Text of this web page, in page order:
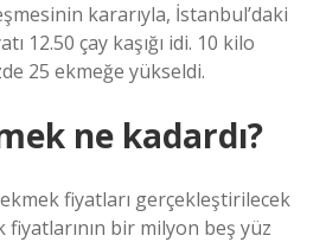
kararıyla, İstanbul’daki
12.50 çay kaşığı idi. 10 kilo
25 ekmeğe yükseldi.
ne kadardı?
ekmek fiyatları gerçekleştirilecek
fiyatlarının bir milyon beş yüz